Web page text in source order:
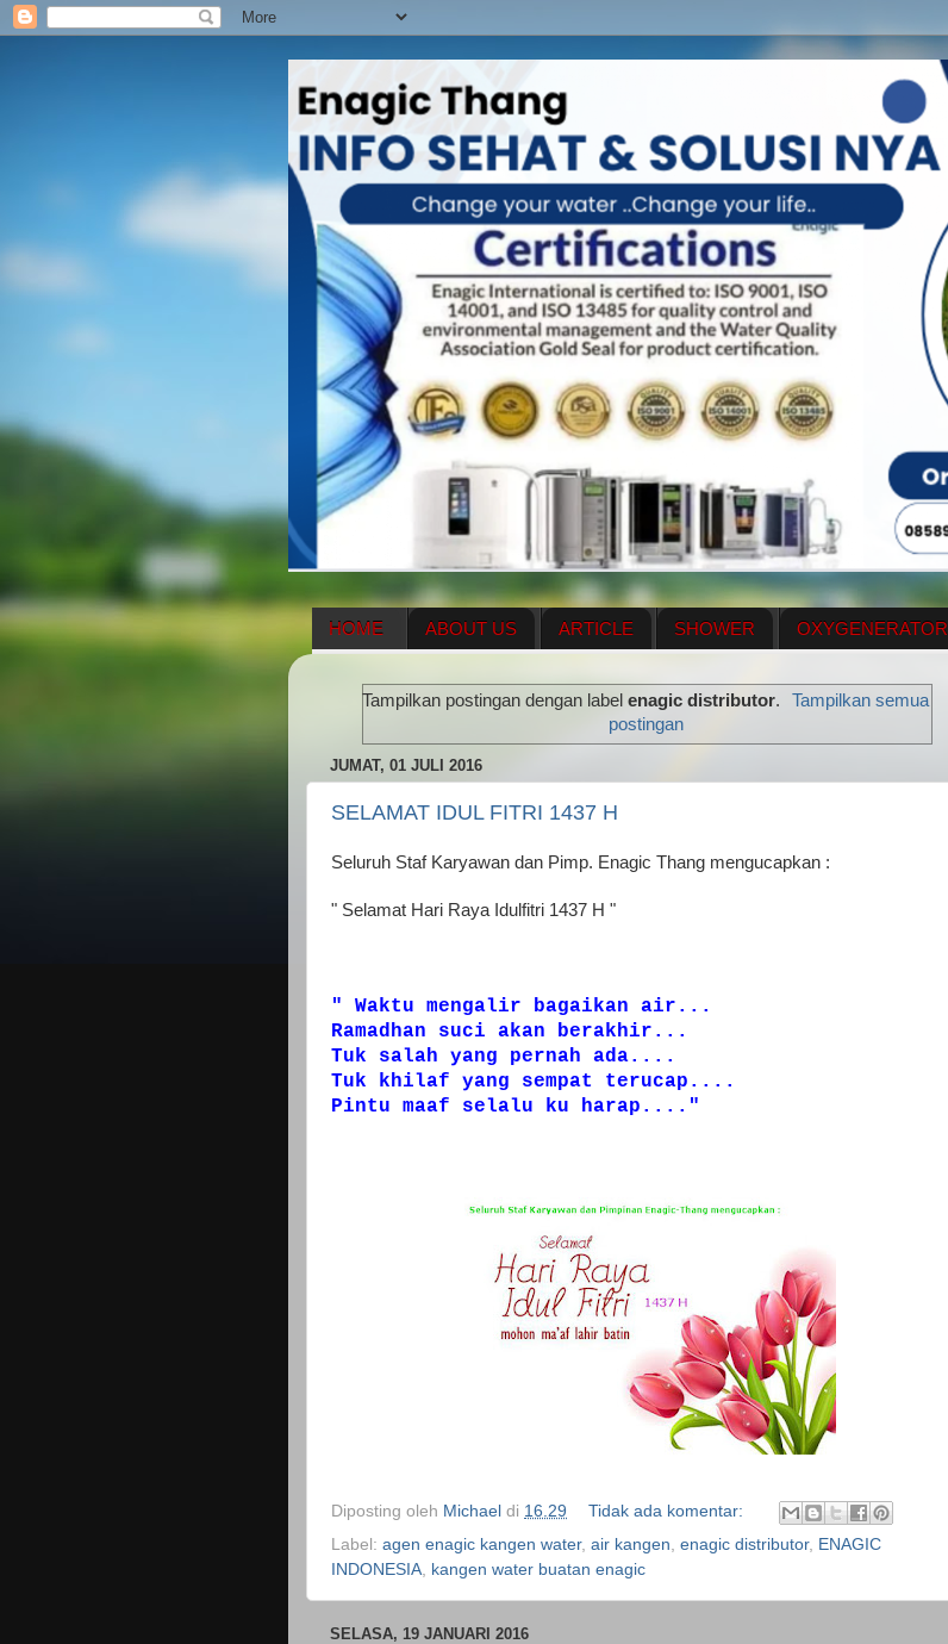
HOME ABOUT US ARTICLE SHOWER OXYGENERATOR
ENAGIC COMPENSATION PLAN MENUS
Tampilkan postingan dengan labelenagic distributor.
Tampilkan semua
postingan
JUMAT, 01 JULI 2016
SELAMAT IDUL FITRI 1437 H
Seluruh Staf Karyawan dan Pimp. Enagic Thang mengucapkan :
" Selamat Hari Raya Idulfitri 1437 H "
" Waktu mengalir bagaikan air...
Ramadhan suci akan berakhir...
Tuk salah yang pernah ada....
Tuk khilaf yang sempat terucap....
Pintu maaf selalu ku harap...."
Diposting oleh Michael di 16.29
Tidak ada komentar:
Label: agen enagic kangen water, air kangen, enagic distributor, ENAGIC
INDONESIA, kangen water buatan enagic
SELASA, 19 JANUARI 2016